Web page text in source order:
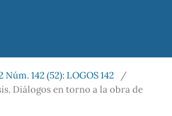
Núm. 142 (52): LOGOS 142
/
Diálogos en torno a la obra de